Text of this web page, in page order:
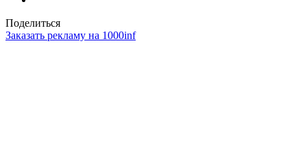
Поделиться
Заказать рекламу на 1000inf